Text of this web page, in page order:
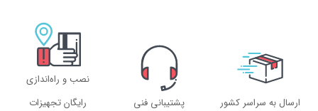
ارسال به سراسر کشور پشتیبانی فنی
نصب و راه‌اندازی
رایگان تجهیزات